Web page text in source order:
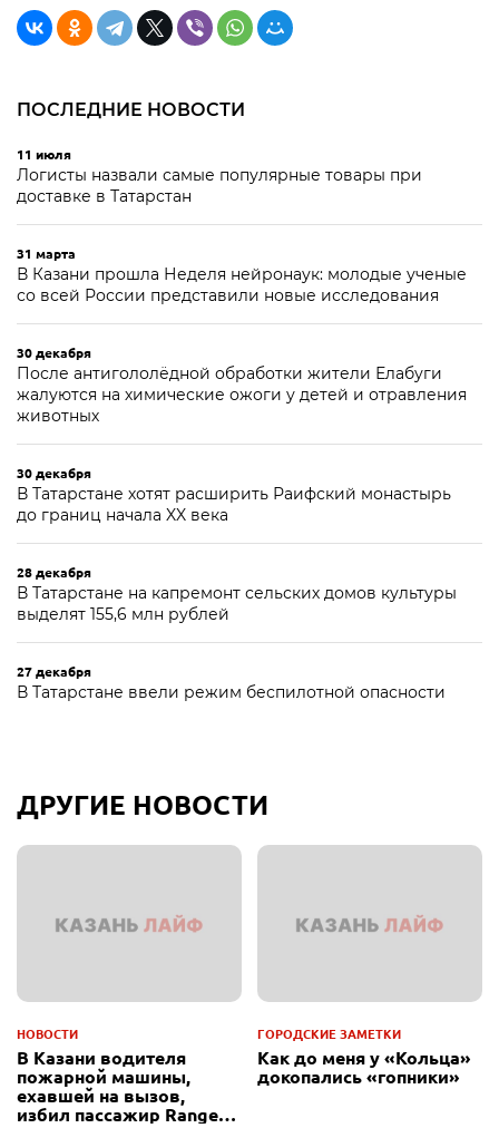
ПОСЛЕДНИЕ НОВОСТИ
11 июля
Логисты назвали самые популярные товары при
доставке в Татарстан
31 марта
В Казани прошла Неделя нейронаук: молодые ученые
со всей России представили новые исследования
30 декабря
После антигололёдной обработки жители Елабуги
жалуются на химические ожоги у детей и отравления
животных
30 декабря
В Татарстане хотят расширить Раифский монастырь
до границ начала XX века
28 декабря
В Татарстане на капремонт сельских домов культуры
выделят 155,6 млн рублей
27 декабря
В Татарстане ввели режим беспилотной опасности
ДРУГИЕ НОВОСТИ
НОВОСТИ
В Казани водителя
пожарной машины,
ехавшей на вызов,
избил пассажир Range
ГОРОДСКИЕ ЗАМЕТКИ
Как до меня у «Кольца»
докопались «гопники»